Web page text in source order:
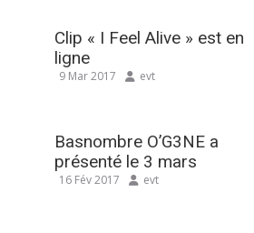
Clip « I Feel Alive » est en
ligne
9 Mar 2017 evt
Basnombre O’G3NE a
présenté le 3 mars
16 Fév 2017 evt